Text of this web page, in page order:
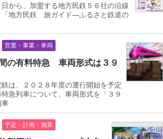
から、加盟する地方民鉄５６社の沿線
「地方民鉄 旅ガイド―ふるさと鉄道の
営業・事業・車両
有料特急 車両形式は３９
は、２０２８年度の運行開始を予定
急列車について、車両形式を「３９
車
予定・計画・施策